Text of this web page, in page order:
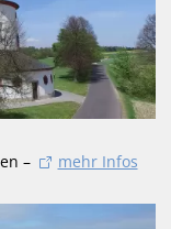
– mehr Infos